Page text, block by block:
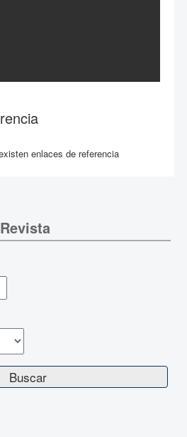
enlaces de referencia